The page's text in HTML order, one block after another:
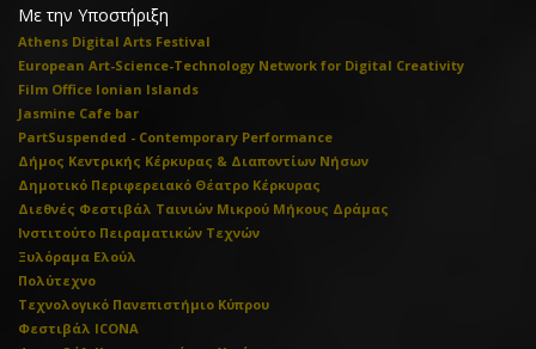
Με την Υποστήριξη
Athens Digital Arts Festival
European Art-Science-Technology Network for Digital Creativity
Film Office Ionian Islands
Jasmine Cafe bar
PartSuspended - Contemporary Performance
Δήμος Κεντρικής Κέρκυρας & Διαποντίων Νήσων
Δημοτικό Περιφερειακό Θέατρο Κέρκυρας
Διεθνές Φεστιβάλ Ταινιών Μικρού Μήκους Δράμας
Ινστιτούτο Πειραματικών Τεχνών
Ξυλόραμα Ελούλ
Πολύτεχνο
Τεχνολογικό Πανεπιστήμιο Κύπρου
Φεστιβάλ ICONA